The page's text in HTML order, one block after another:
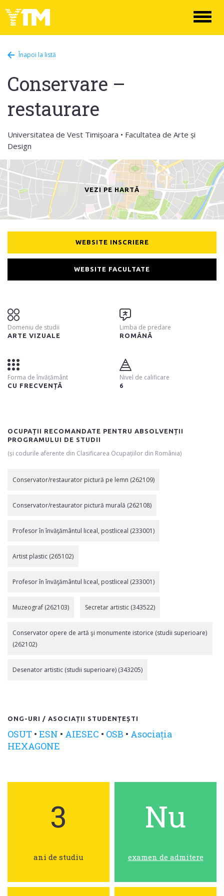
Înapoi la listă
Conservare –
restaurare
Universitatea de Vest Timișoara • Facultatea de Arte și
Design
VEZI PE HARTĂ
WEBSITE INSCRIERE
WEBSITE FACULTATE
Domeniu de studii
ARTE VIZUALE
Limba de predare
ROMÂNĂ
Forma de învățământ
CU FRECVENȚĂ
Nivel de calificare
6
OCUPAȚII RECOMANDATE PENTRU ABSOLVENȚII
PROGRAMULUI DE STUDII
(și codurile aferente din Clasificarea Ocupațiilor din România)
Conservator/restaurator pictură pe lemn (262109)
Conservator/restaurator pictură murală (262108)
Profesor în învăţământul liceal, postliceal (233001)
Artist plastic (265102)
Profesor în învăţământul liceal, postliceal (233001)
Muzeograf (262103) Secretar artistic (343522)
Conservator opere de artă şi monumente istorice (studii superioare)
(262102)
Desenator artistic (studii superioare) (343205)
ONG-URI / ASOCIAȚII STUDENȚEȘTI
OSUT • ESN • AIESEC • OSB • Asociația
HEXAGONE
3
ani de studiu
Nu
examen de admitere